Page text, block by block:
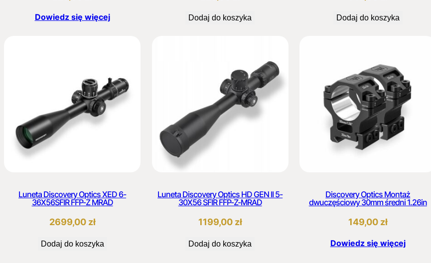
Dowiedz się więcej Dodaj do koszyka Dodaj do koszyka
Luneta Discovery Optics XED 6-
36X56SFIR FFP-Z MRAD
2699,00 zł
Dodaj do koszyka
Luneta Discovery Optics HD GEN II 5-
30X56 SFIR FFP-Z-MRAD
1199,00 zł
Dodaj do koszyka
Discovery Optics Montaż
dwuczęściowy 30mm średni 1.26in
149,00 zł
Dowiedz się więcej